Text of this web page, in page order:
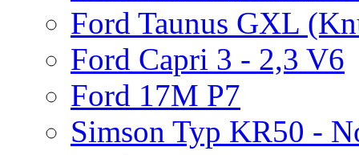
Ford Taunus GXL
Ford Capri 3 - 2,3 V6
Ford 17M P7
Simson Typ KR50 -